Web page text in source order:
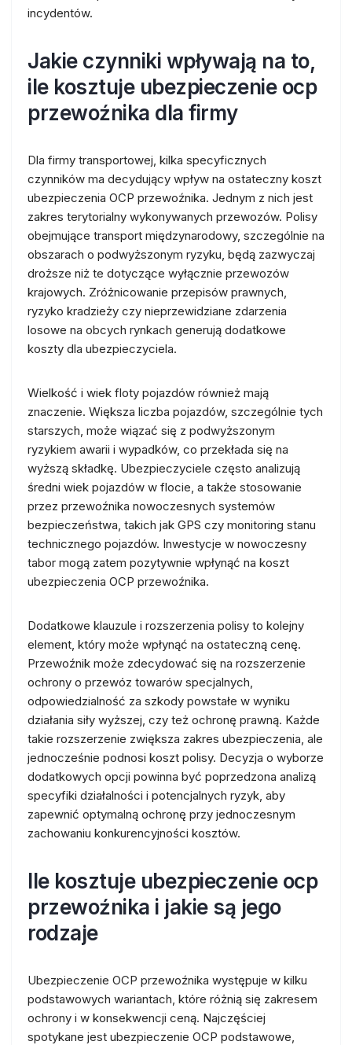
incydentów.
Jakie czynniki wpływają na to,
ile kosztuje ubezpieczenie ocp
przewoźnika dla firmy
Dla firmy transportowej, kilka specyficznych
czynników ma decydujący wpływ na ostateczny koszt
ubezpieczenia OCP przewoźnika. Jednym z nich jest
zakres terytorialny wykonywanych przewozów. Polisy
obejmujące transport międzynarodowy, szczególnie na
obszarach o podwyższonym ryzyku, będą zazwyczaj
droższe niż te dotyczące wyłącznie przewozów
krajowych. Zróżnicowanie przepisów prawnych,
ryzyko kradzieży czy nieprzewidziane zdarzenia
losowe na obcych rynkach generują dodatkowe
koszty dla ubezpieczyciela.
Wielkość i wiek floty pojazdów również mają
znaczenie. Większa liczba pojazdów, szczególnie tych
starszych, może wiązać się z podwyższonym
ryzykiem awarii i wypadków, co przekłada się na
wyższą składkę. Ubezpieczyciele często analizują
średni wiek pojazdów w flocie, a także stosowanie
przez przewoźnika nowoczesnych systemów
bezpieczeństwa, takich jak GPS czy monitoring stanu
technicznego pojazdów. Inwestycje w nowoczesny
tabor mogą zatem pozytywnie wpłynąć na koszt
ubezpieczenia OCP przewoźnika.
Dodatkowe klauzule i rozszerzenia polisy to kolejny
element, który może wpłynąć na ostateczną cenę.
Przewoźnik może zdecydować się na rozszerzenie
ochrony o przewóz towarów specjalnych,
odpowiedzialność za szkody powstałe w wyniku
działania siły wyższej, czy też ochronę prawną. Każde
takie rozszerzenie zwiększa zakres ubezpieczenia, ale
jednocześnie podnosi koszt polisy. Decyzja o wyborze
dodatkowych opcji powinna być poprzedzona analizą
specyfiki działalności i potencjalnych ryzyk, aby
zapewnić optymalną ochronę przy jednoczesnym
zachowaniu konkurencyjności kosztów.
Ile kosztuje ubezpieczenie ocp
przewoźnika i jakie są jego
rodzaje
Ubezpieczenie OCP przewoźnika występuje w kilku
podstawowych wariantach, które różnią się zakresem
ochrony i w konsekwencji ceną. Najczęściej
spotykane jest ubezpieczenie OCP podstawowe,